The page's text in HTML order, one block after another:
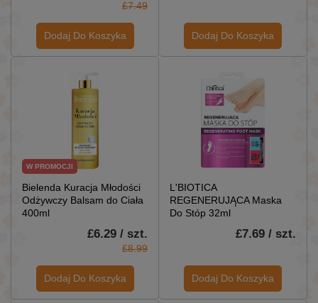
£7.49
Dodaj Do Koszyka Dodaj Do Koszyka
W PROMOCJI
Bielenda Kuracja Młodości
Odżywczy Balsam do Ciała
400ml
£6.29 / szt.
£8.99
Dodaj Do Koszyka
L'BIOTICA
REGENERUJĄCA Maska
Do Stóp 32ml
£7.69 / szt.
Dodaj Do Koszyka